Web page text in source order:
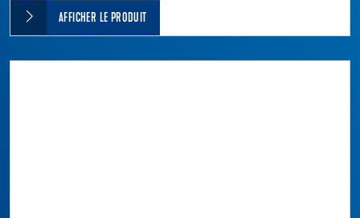
AFFICHER LE PRODUIT